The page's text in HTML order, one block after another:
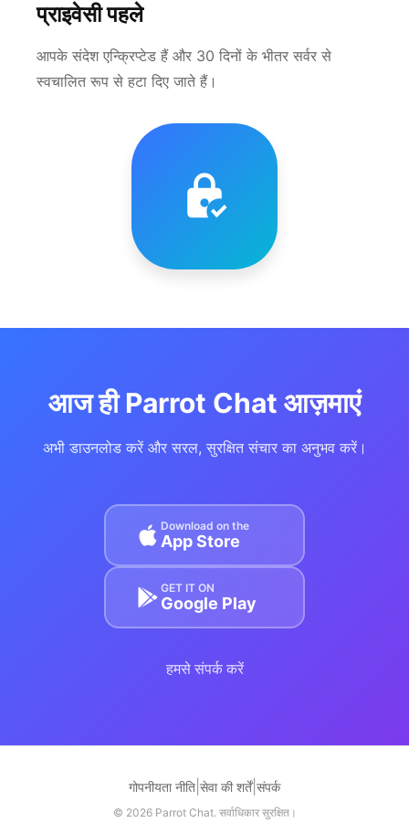
प्राइवेसी पहले
आपके संदेश एन्क्रिप्टेड हैं और 30 दिनों के भीतर सर्वर से
स्वचालित रूप से हटा दिए जाते हैं।
आज ही Parrot Chat आज़माएं
अभी डाउनलोड करें और सरल, सुरक्षित संचार का अनुभव करें।
Download on the
App Store
GET IT ON
Google Play
हमसे संपर्क करें
गोपनीयता नीति सेवा की शर्तें|संपर्क
© 2026 Parrot Chat. सर्वाधिकार सुरक्षित।